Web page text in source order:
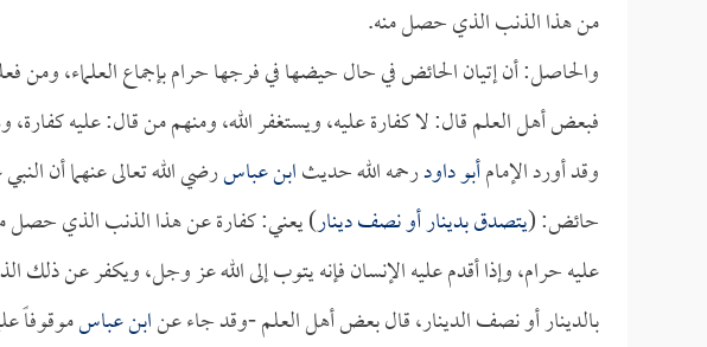
من هذا الذنب الذي حصل منه.
والحاصل: أن إتيان الحائض في حال حيضها في فرجها حرام بإجماع العلماء، ومن
فبعض أهل العلم قال: لا كفارة عليه، ويستغفر الله، ومنهم من قال: عليه كفارة،
وقد أورد الإمامأبو داودرحمه الله حديثابن عباسرضي الله تعالى عنهما أن
حائض: (يتصدق بدينار أو نصف دينار) يعني: كفارة عن هذا الذنب الذي حصل
عليه حرام، وإذا أقدم عليه الإنسان فإنه يتوب إلى الله عز وجل، ويكفر عن
بالدينار أو نصف الدينار، قال بعض أهل العلم -وقد جاء عنابن عباسموقوفاً